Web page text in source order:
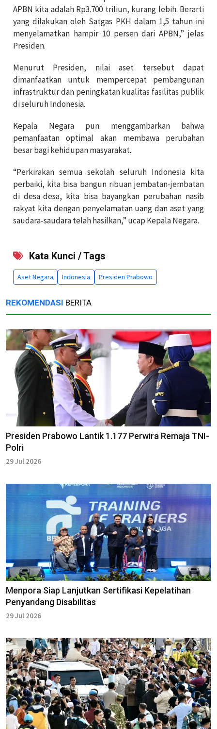
APBN kita adalah Rp3.700 triliun, kurang lebih. Berarti
yang dilakukan oleh Satgas PKH dalam 1,5 tahun ini
menyelamatkan hampir 10 persen dari APBN,” jelas
Presiden.
Menurut Presiden, nilai aset tersebut dapat
dimanfaatkan untuk mempercepat pembangunan
infrastruktur dan peningkatan kualitas fasilitas publik
di seluruh Indonesia.
Kepala Negara pun menggambarkan bahwa
pemanfaatan optimal akan membawa perubahan
besar bagi kehidupan masyarakat.
“Perkirakan semua sekolah seluruh Indonesia kita
perbaiki, kita bisa bangun ribuan jembatan-jembatan
di desa-desa, kita bisa bayangkan perubahan nasib
rakyat kita dengan penyelamatan uang dan aset yang
saudara-saudara telah hasilkan,” ucap Kepala Negara.
Kata Kunci / Tags
Aset Negara Indonesia Presiden Prabowo
REKOMENDASI BERITA
Presiden Prabowo Lantik 1.177 Perwira Remaja TNI-
Polri
29 Jul 2026
Menpora Siap Lanjutkan Sertifikasi Kepelatihan
Penyandang Disabilitas
29 Jul 2026